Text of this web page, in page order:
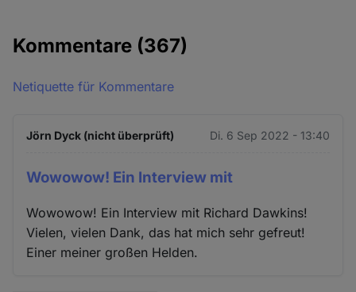
Kommentare (367)
Netiquette für Kommentare
Jörn Dyck (nicht überprüft) Di. 6 Sep 2022 - 13:40
Wowowow! Ein Interview mit
Wowowow! Ein Interview mit Richard Dawkins!
Vielen, vielen Dank, das hat mich sehr gefreut!
Einer meiner großen Helden.